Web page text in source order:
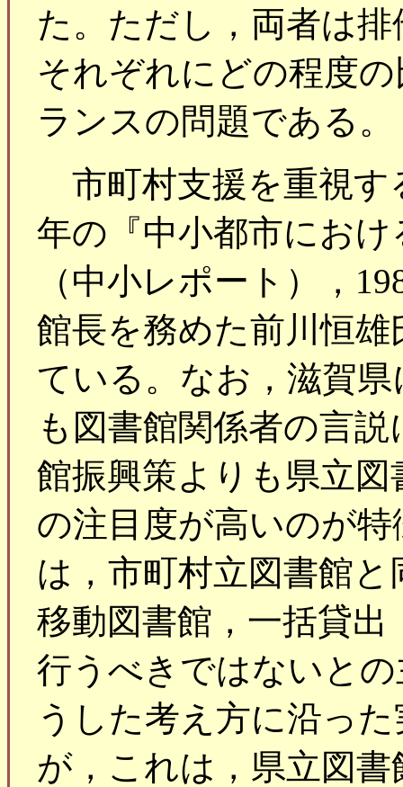
た。ただし，両者は
それぞれにどの程度
ランスの問題である。
市町村支援を重視す
年の『中小都市にお
（中小レポート），
館長を務めた前川恒
ている。なお，滋賀
も図書館関係者の言
館振興策よりも県立
の注目度が高いのが
は，市町村立図書館
移動図書館，一括貸
行うべきではないと
うした考え方に沿っ
が，これは，県立図